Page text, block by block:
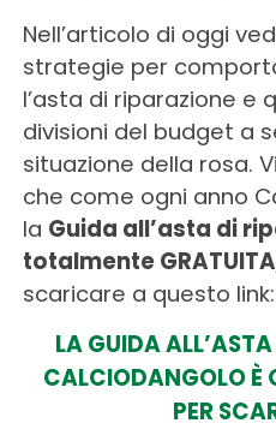
Nell’articolo di oggi
strategie per
l’asta di riparazione e
divisioni del budget a
situazione della rosa.
che come ogni anno
la Guida all’asta di
totalmente GRATUITA
scaricare a questo link:
LA GUIDA
CALCIODANGOLO È
PER